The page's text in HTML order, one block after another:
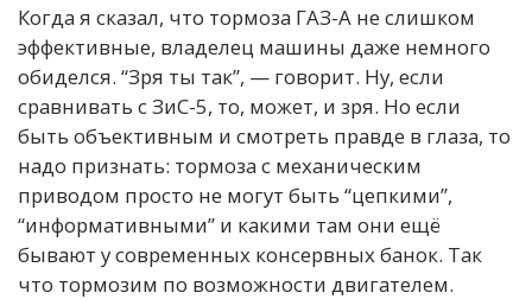
Когда я сказал, что тормоза ГАЗ-А не слишком
эффективные, владелец машины даже немного
обиделся. “Зря ты так”, — говорит. Ну, если
сравнивать с ЗиС-5, то, может, и зря. Но если
быть объективным и смотреть правде в глаза, то
надо признать: тормоза с механическим
приводом просто не могут быть “цепкими”,
“информативными” и какими там они ещё
бывают у современных консервных банок. Так
что тормозим по возможности двигателем.